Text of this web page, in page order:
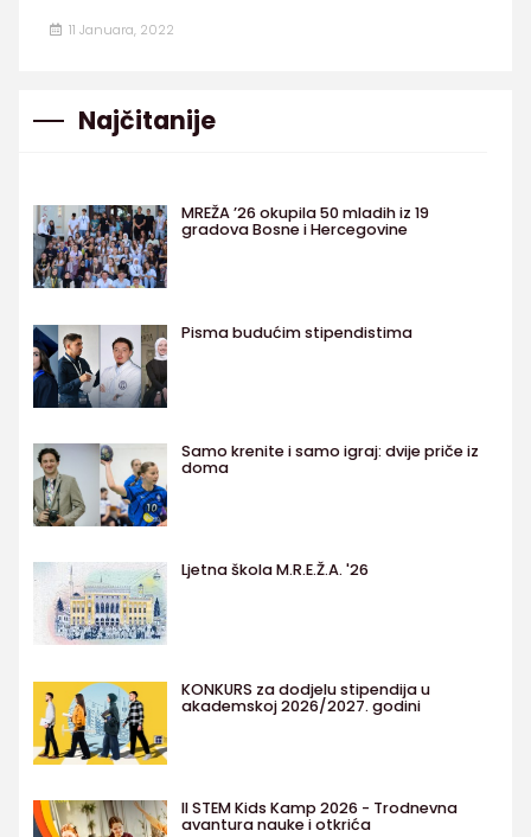
11 Januara, 2022
Najčitanije
MREŽA ’26 okupila 50 mladih iz 19
gradova Bosne i Hercegovine
Pisma budućim stipendistima
Samo krenite i samo igraj: dvije priče iz
doma
Ljetna škola M.R.E.Ž.A. '26
KONKURS za dodjelu stipendija u
akademskoj 2026/2027. godini
II STEM Kids Kamp 2026 - Trodnevna
avantura nauke i otkrića